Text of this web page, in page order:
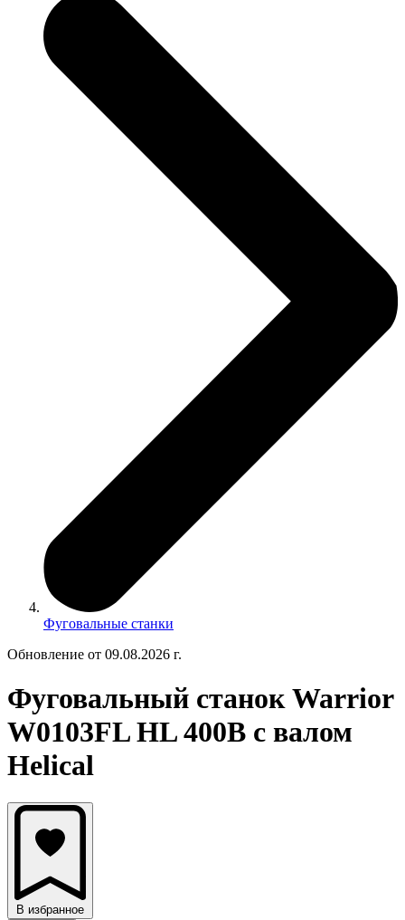
Фуговальные станки
Обновление от 09.08.2026 г.
Фуговальный станок Warrior
W0103FL HL 400В с валом
Helical
В избранное